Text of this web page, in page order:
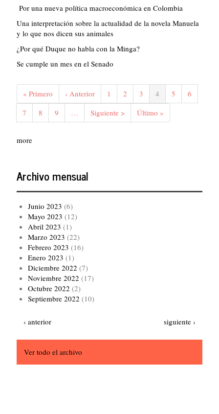
Por una nueva política macroeconómica en Colombia
Una interpretación sobre la actualidad de la novela Manuela
y lo que nos dicen sus animales
¿Por qué Duque no habla con la Minga?
Se cumple un mes en el Senado
Paginación
Primera
página
« Primero
Página
anterior
‹ Anterior Página
1 Página
2 Página
3
Página
actual
4 Página
5 Página
6
Página
7 Página
8 Página
9 …
Siguiente
página
Siguiente >
Última
página
Último »
more
Archivo mensual
Junio 2023 (6)
Mayo 2023 (12)
Abril 2023 (1)
Marzo 2023 (22)
Febrero 2023 (16)
Enero 2023 (1)
Diciembre 2022 (7)
Noviembre 2022 (17)
Octubre 2022 (2)
Septiembre 2022 (10)
Paginación
Página
‹ anterior
Siguiente
siguiente ›
Ver todo el archivo